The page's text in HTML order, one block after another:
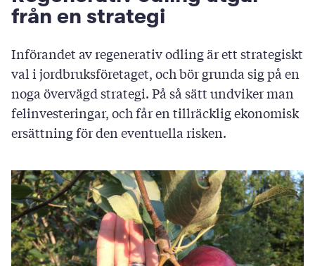
från en strategi
Införandet av regenerativ odling är ett strategiskt
val i jordbruksföretaget, och bör grunda sig på en
noga övervägd strategi. På så sätt undviker man
felinvesteringar, och får en tillräcklig ekonomisk
ersättning för den eventuella risken.